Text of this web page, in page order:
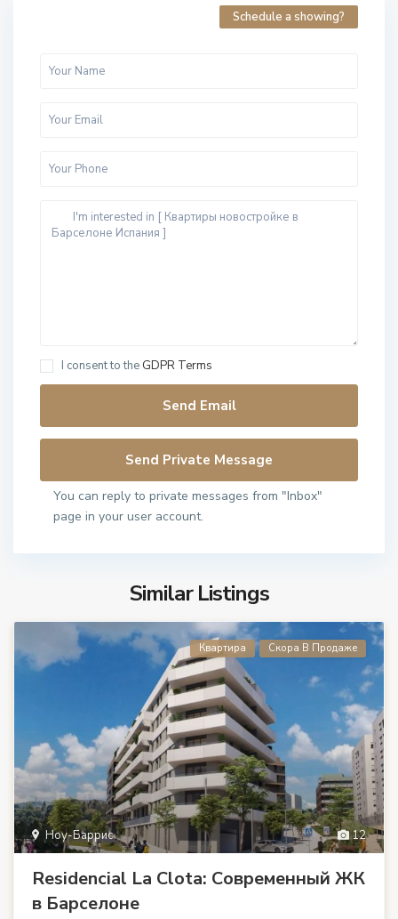
Schedule a showing?
I consent to the GDPR Terms
You can reply to private messages from "Inbox"
page in your user account.
Similar Listings
12
Ноу-Баррис
Квартира Скора В Продаже
Residencial La Clota: Современный ЖК
в Барселоне